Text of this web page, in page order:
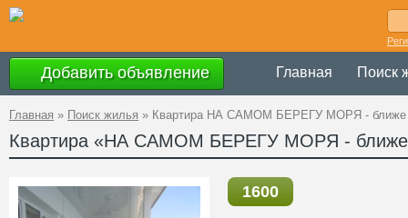
Добавить объявление Главная Поиск
Главная » Поиск жилья » Квартира НА САМОМ БЕРЕГУ МОРЯ - ближе
Квартира «НА САМОМ БЕРЕГУ МОРЯ - ближе
1600